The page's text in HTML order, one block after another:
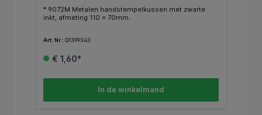
* 9072M Metalen handstempelkussen met zwarte
inkt, afmeting 110 x 70mm.
Art. Nr.: Q1399343
€ 1,60*
In de winkelmand